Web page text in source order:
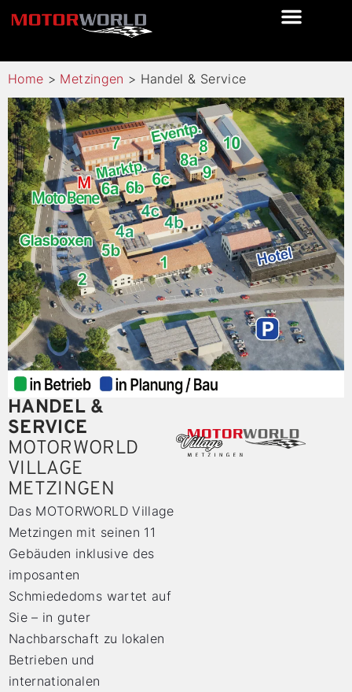
Home > Metzingen > Handel & Service
HANDEL &
SERVICE
MOTORWORLD
VILLAGE
METZINGEN
Das MOTORWORLD Village
Metzingen mit seinen 11
Gebäuden inklusive des
imposanten
Schmiededoms wartet auf
Sie – in guter
Nachbarschaft zu lokalen
Betrieben und
internationalen